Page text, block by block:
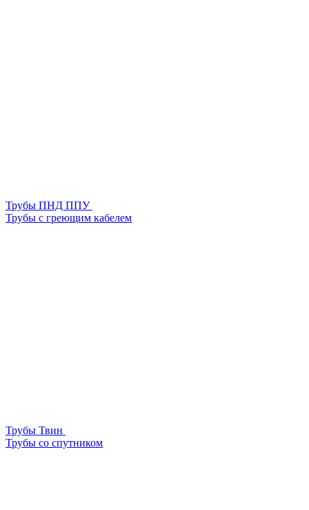
Трубы ПНД ППУ
Трубы с греющим кабелем
Трубы Твин
Трубы со спутником